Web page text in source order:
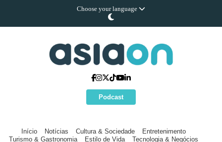
Choose your language
Podcast
Início Notícias Cultura & Sociedade
Entretenimento
Turismo & Gastronomia
Estilo de Vida Tecnologia & Negócios